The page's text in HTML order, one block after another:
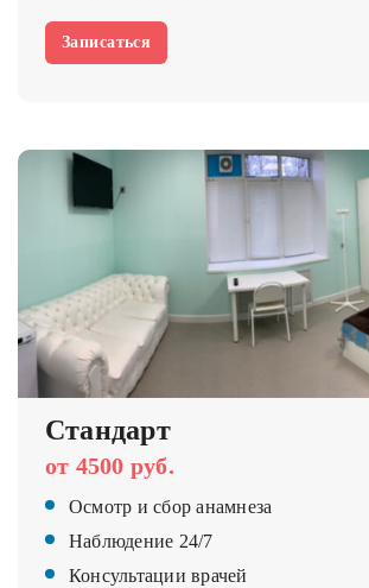
Записаться
Стандарт
от 4500 руб.
Осмотр и сбор анамнеза
Наблюдение 24/7
Консультации врачей